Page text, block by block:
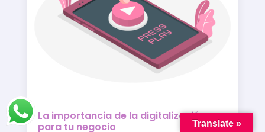
La importancia de la digitalización
para tu negocio
Translate »